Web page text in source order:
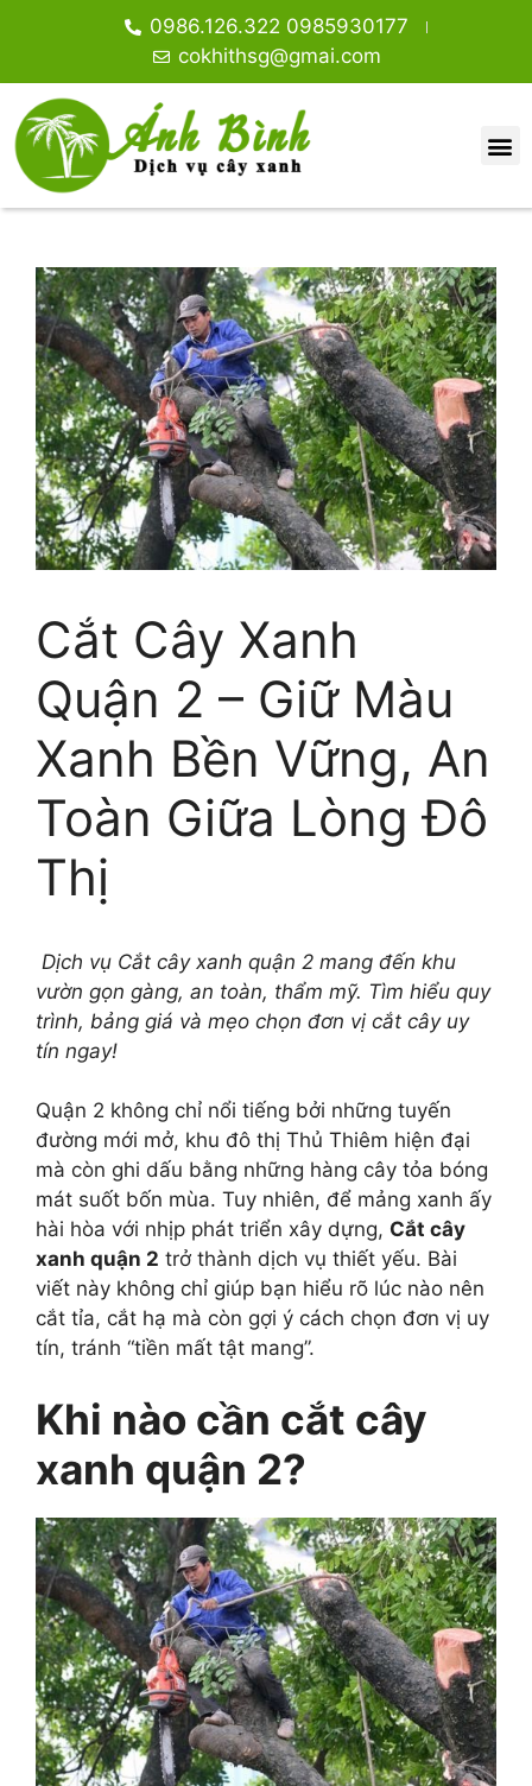
0986.126.322 0985930177
cokhithsg@gmai.com
Cắt Cây Xanh
Quận 2 – Giữ Màu
Xanh Bền Vững, An
Toàn Giữa Lòng Đô
Thị
Dịch vụ Cắt cây xanh quận 2 mang đến khu
vườn gọn gàng, an toàn, thẩm mỹ. Tìm hiểu quy
trình, bảng giá và mẹo chọn đơn vị cắt cây uy
tín ngay!
Quận 2 không chỉ nổi tiếng bởi những tuyến
đường mới mở, khu đô thị Thủ Thiêm hiện đại
mà còn ghi dấu bằng những hàng cây tỏa bóng
mát suốt bốn mùa. Tuy nhiên, để mảng xanh ấy
hài hòa với nhịp phát triển xây dựng, Cắt cây
xanh quận 2 trở thành dịch vụ thiết yếu. Bài
viết này không chỉ giúp bạn hiểu rõ lúc nào nên
cắt tỉa, cắt hạ mà còn gợi ý cách chọn đơn vị uy
tín, tránh “tiền mất tật mang”.
Khi nào cần cắt cây
xanh quận 2?